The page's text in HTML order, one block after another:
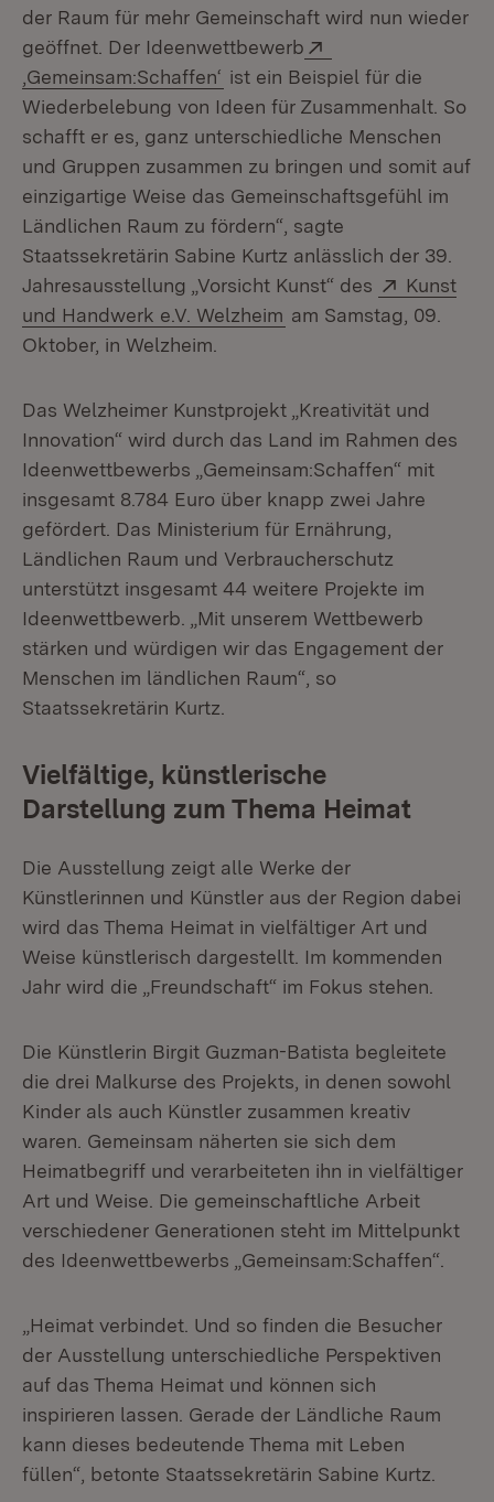
der Raum für mehr Gemeinschaft wird nun wieder
geöffnet. Der Ideenwettbewerb
‚Gemeinsam:Schaffen‘ (Öffnet in neuem Fenster)
ist ein Beispiel für die
Wiederbelebung von Ideen für Zusammenhalt. So
schafft er es, ganz unterschiedliche Menschen
und Gruppen zusammen zu bringen und somit auf
einzigartige Weise das Gemeinschaftsgefühl im
Ländlichen Raum zu fördern“, sagte
Staatssekretärin Sabine Kurtz anlässlich der 39.
Jahresausstellung „Vorsicht Kunst“ des
Extern:
Kunst
und Handwerk e.V. Welzheim (Öffnet in neuem
am Samstag, 09.
Oktober, in Welzheim.
Das Welzheimer Kunstprojekt „Kreativität und
Innovation“ wird durch das Land im Rahmen des
Ideenwettbewerbs „Gemeinsam:Schaffen“ mit
insgesamt 8.784 Euro über knapp zwei Jahre
gefördert. Das Ministerium für Ernährung,
Ländlichen Raum und Verbraucherschutz
unterstützt insgesamt 44 weitere Projekte im
Ideenwettbewerb. „Mit unserem Wettbewerb
stärken und würdigen wir das Engagement der
Menschen im ländlichen Raum“, so
Staatssekretärin Kurtz.
Vielfältige, künstlerische
Darstellung zum Thema Heimat
Die Ausstellung zeigt alle Werke der
Künstlerinnen und Künstler aus der Region dabei
wird das Thema Heimat in vielfältiger Art und
Weise künstlerisch dargestellt. Im kommenden
Jahr wird die „Freundschaft“ im Fokus stehen.
Die Künstlerin Birgit Guzman-Batista begleitete
die drei Malkurse des Projekts, in denen sowohl
Kinder als auch Künstler zusammen kreativ
waren. Gemeinsam näherten sie sich dem
Heimatbegriff und verarbeiteten ihn in vielfältiger
Art und Weise. Die gemeinschaftliche Arbeit
verschiedener Generationen steht im Mittelpunkt
des Ideenwettbewerbs „Gemeinsam:Schaffen“.
„Heimat verbindet. Und so finden die Besucher
der Ausstellung unterschiedliche Perspektiven
auf das Thema Heimat und können sich
inspirieren lassen. Gerade der Ländliche Raum
kann dieses bedeutende Thema mit Leben
füllen“, betonte Staatssekretärin Sabine Kurtz.